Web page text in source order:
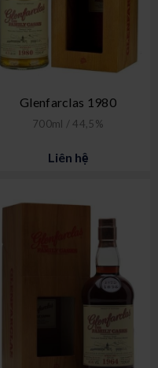
Glenfarclas 1980
700ml / 44,5%
Liên hệ